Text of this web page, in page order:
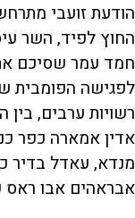
הודעת זועבי
החוץ לפיד, השר
חמד עמר שסיכם את
לפגישה הפומבית
רשויות ערבים,
אדין אמארה כפר
מנדא, עאדל בדיר
אבראהים אבו ראס